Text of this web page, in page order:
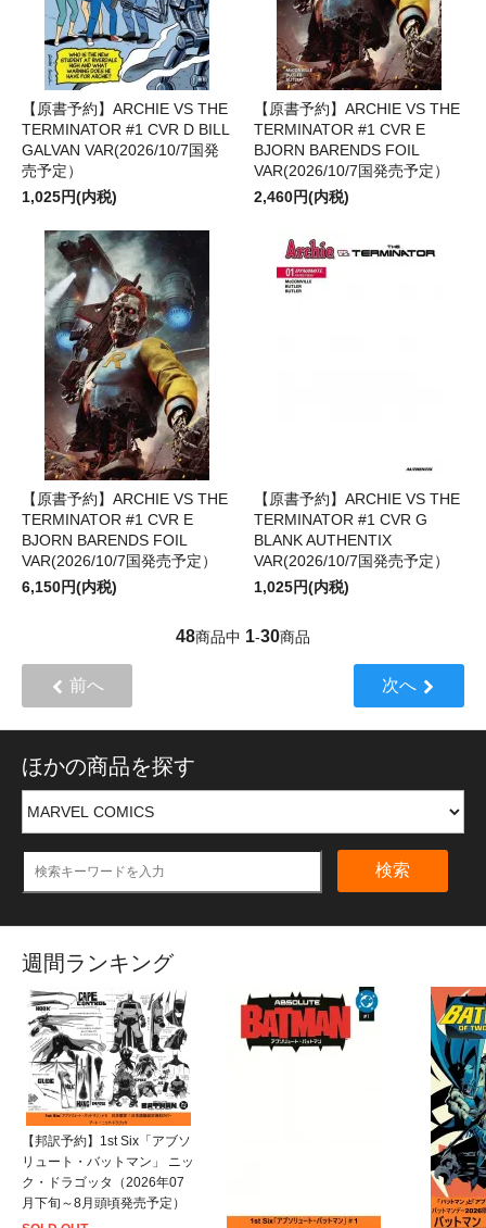
【原書予約】ARCHIE VS THE
TERMINATOR #1 CVR D BILL
GALVAN VAR(2026/10/7国発
売予定）
1,025円(内税)
【原書予約】ARCHIE VS THE
TERMINATOR #1 CVR E
BJORN BARENDS FOIL
VAR(2026/10/7国発売予定）
2,460円(内税)
【原書予約】ARCHIE VS THE
TERMINATOR #1 CVR E
BJORN BARENDS FOIL
VAR(2026/10/7国発売予定）
6,150円(内税)
【原書予約】ARCHIE VS THE
TERMINATOR #1 CVR G
BLANK AUTHENTIX
VAR(2026/10/7国発売予定）
1,025円(内税)
48商品中 1-30商品
前へ 次へ
ほかの商品を探す
検索
週間ランキング
【邦訳予約】1st Six「アブソ
リュート・バットマン」 ニッ
ク・ドラゴッタ（2026年07
月下旬～8月頭頃発売予定）